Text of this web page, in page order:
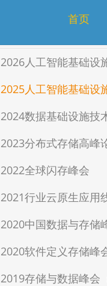
首页
会员免费
2026人工智能基础设
2025人工智能基础设
2024数据基础设施技
2023分布式存储高峰
2022全球闪存峰会
2021行业云原生应用
2020中国数据与存储
2020软件定义存储峰
2019存储与数据峰会